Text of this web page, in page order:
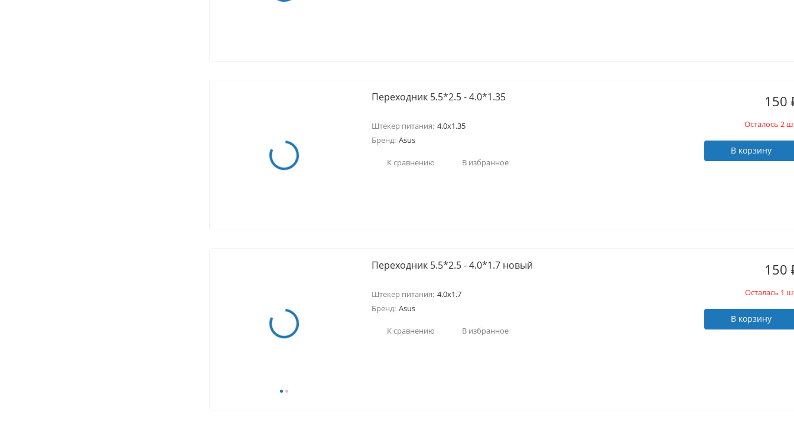
Переходник 5.5*2.5 - 4.0*1.35
Штекер питания: 4.0x1.35
Бренд: Asus
К сравнению В избранное
150
Осталось 2
В корзину
Переходник 5.5*2.5 - 4.0*1.7 новый
Штекер питания: 4.0x1.7
Бренд: Asus
К сравнению В избранное
150
Осталась 1
В корзину